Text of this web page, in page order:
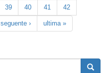
39 40 41 42
seguente › ultima »